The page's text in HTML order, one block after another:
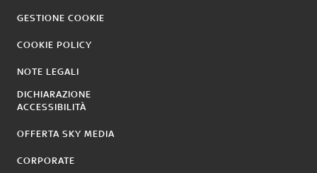
GESTIONE COOKIE
COOKIE POLICY
NOTE LEGALI
DICHIARAZIONE
ACCESSIBILITÀ
OFFERTA SKY MEDIA
CORPORATE